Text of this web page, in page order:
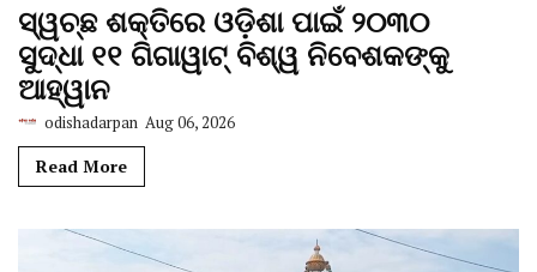
ସ୍ୱଚ୍ଛ ଶକ୍ତିରେ ଓଡ଼ିଶା ପାଇଁ ୨୦୩୦
ସୁଦ୍ଧା ୧୧ ଗିଗାୱାଟ୍ ବିଶ୍ୱ ନିବେଶକଙ୍କୁ
ଆହ୍ୱାନ
odishadarpan Aug 06, 2026
Read More